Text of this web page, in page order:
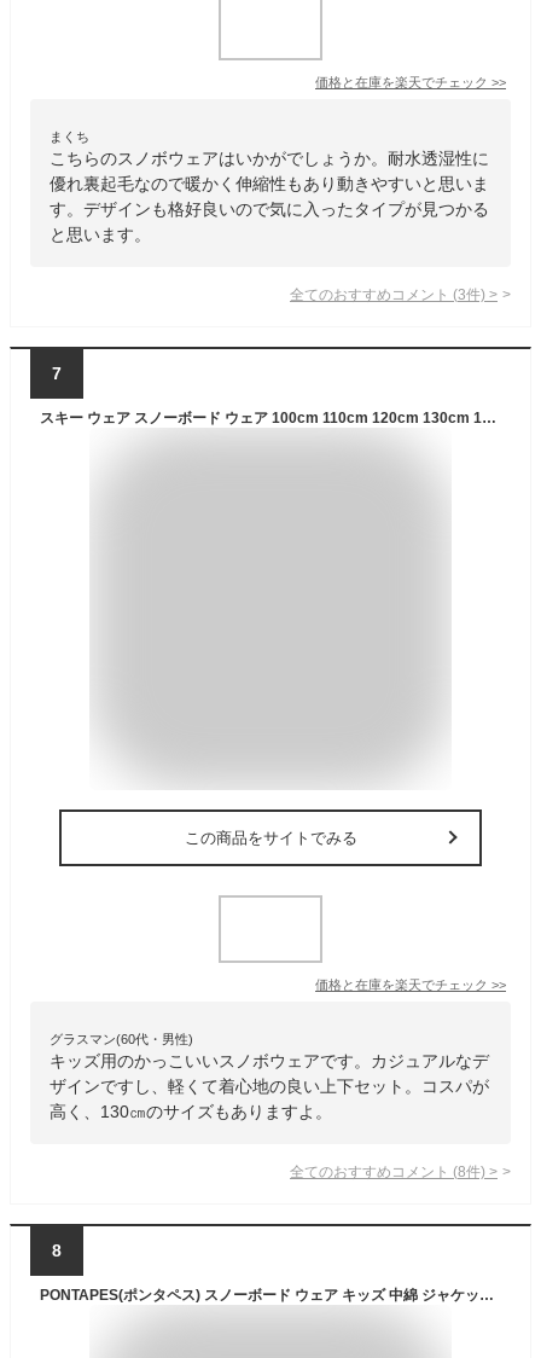
価格と在庫を楽天でチェック >>
まくち
こちらのスノボウェアはいかがでしょうか。耐水透湿性に
優れ裏起毛なので暖かく伸縮性もあり動きやすいと思いま
す。デザインも格好良いので気に入ったタイプが見つかる
と思います。
全てのおすすめコメント (3件) >
7
スキー ウェア スノーボード ウェア 100cm 110cm 120cm 130cm 140cm 150cm キッズ ボードウェア スノボウェア ジュニア スノボ スノボー ウエア スノーウェア 上下セット ジャケット パンツ 激安 子供用 メンズ レディース PJS-110PR
この商品をサイトでみる
価格と在庫を楽天でチェック >>
グラスマン(60代・男性)
キッズ用のかっこいいスノボウェアです。カジュアルなデ
ザインですし、軽くて着心地の良い上下セット。コスパが
高く、130㎝のサイズもありますよ。
全てのおすすめコメント (8件) >
8
PONTAPES(ポンタペス) スノーボード ウェア キッズ 中綿 ジャケット 単品 6サイズ 100-150 耐水圧20,000mm PPJJ-122NW スカイブルー 110サイズ スノーウェア スノボウェア スキーウェア ウエア 子供用 スノボーウェア 20-21 スノボ ウェア スキー ウェア ジャケット 滑雪服